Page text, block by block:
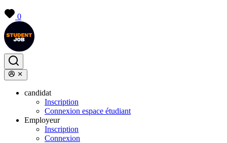
0
candidat
Inscription
Connexion espace étudiant
Employeur
Inscription
Connexion